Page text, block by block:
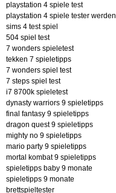
playstation 4 spiele test
playstation 4 spiele tester werden
sims 4 test spiel
504 spiel test
7 wonders spieletest
tekken 7 spieletipps
7 wonders spiel test
7 steps spiel test
i7 8700k spieletest
dynasty warriors 9 spieletipps
final fantasy 9 spieletipps
dragon quest 9 spieletipps
mighty no 9 spieletipps
mario party 9 spieletipps
mortal kombat 9 spieletipps
spieletipps baby 9 monate
spieletipps 9 monate
brettspieltester